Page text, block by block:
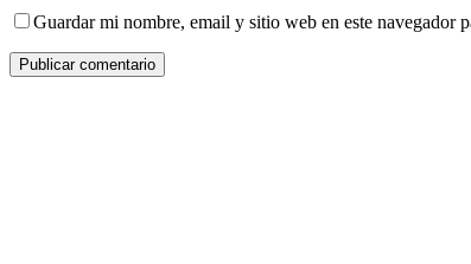
Guardar mi nombre, email y sitio web en este navegador